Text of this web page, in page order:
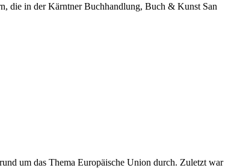
die in der Kärntner Buchhandlung, Buch & Kunst San
um das Thema Europäische Union durch. Zuletzt war